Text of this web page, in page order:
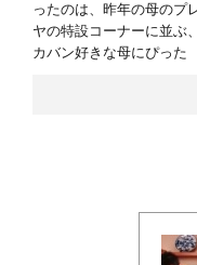
ったのは、昨年の母のプ
ヤの特設コーナーに並ぶ
カバン好きな母にぴった